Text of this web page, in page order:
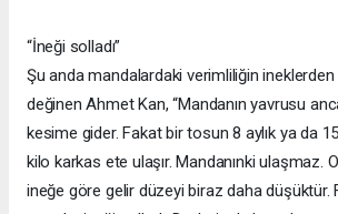
“İneği solladı”
Şu anda mandalardaki verimliliğin
değinen Ahmet Kan, “Mandanın yavrusu
kesime gider. Fakat bir tosun 8 aylık ya da
kilo karkas ete ulaşır. Mandanınki ulaşmaz.
ineğe göre gelir düzeyi biraz daha düşüktür.